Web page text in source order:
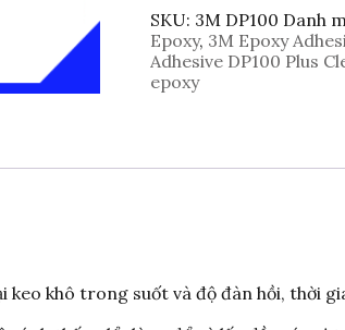
phần
3M
Epoxy
Adhesive
số
SKU: 3M DP100 Danh
Epoxy, 3M Epoxy
Adhesive DP100 Plus
epoxy
keo khô trong suốt và độ đàn hồi, thời